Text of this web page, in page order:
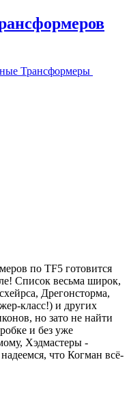
Трансформеры
по TF5 готовится
Список весьма широк,
Дрегонсторма,
класс!) и других
но зато не найти
и без уже
Хэдмастеры -
что Когман всё-